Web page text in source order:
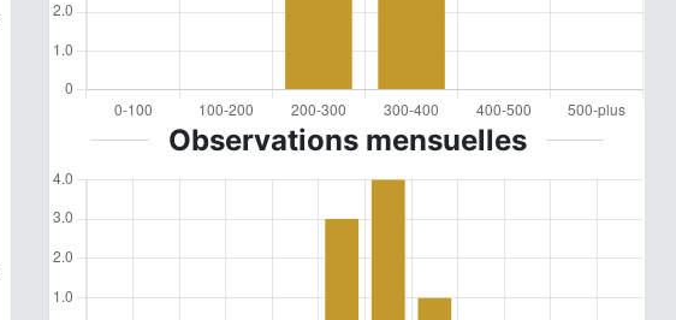
Observations mensuelles